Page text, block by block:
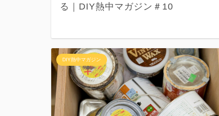
る｜DIY熱中マガジン＃10
DIY熱中マガジン